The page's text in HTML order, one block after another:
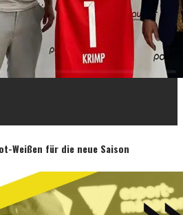
Weißen für die neue Saison